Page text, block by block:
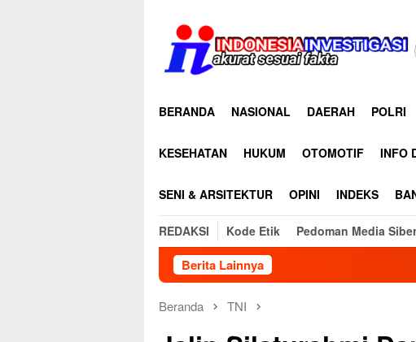
konten
BERANDA NASIONAL DAERAH POLRI
KESEHATAN HUKUM OTOMOTIF INFO
SENI & ARSITEKTUR OPINI INDEKS
REDAKSI Kode Etik Pedoman Media Siber
Berita Lainnya Dituding
Beranda TNI